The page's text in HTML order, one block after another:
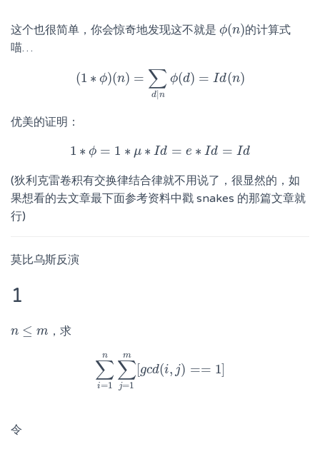
这个也很简单，你会惊奇地发现这不就是 ϕ(n)
ϕ(n) 的计算式
喵…
(1 ∗ ϕ)(n) = ∑
d| n
ϕ(d) = Id(n)
( 1∗ϕ)(n)= ∑d nϕ(d)=Id (n)
优美的证明：
1 ∗ ϕ = 1 ∗ μ ∗ Id = e ∗ Id = Id
1∗ ϕ=1 ∗ μ ∗Id =e ∗ Id =Id
(狄利克雷卷积有交换律结合律就不用说了，很显然的，如
果想看的去文章最下面参考资料中戳 snakes 的那篇文章就
行)
莫比乌斯反演
1
n ≤ m
n≤m ，求
∑
i=1
n ∑
j=1
m
[gcd(i, j) == 1]
∑i n =1m[g c d (i,j)==1
令